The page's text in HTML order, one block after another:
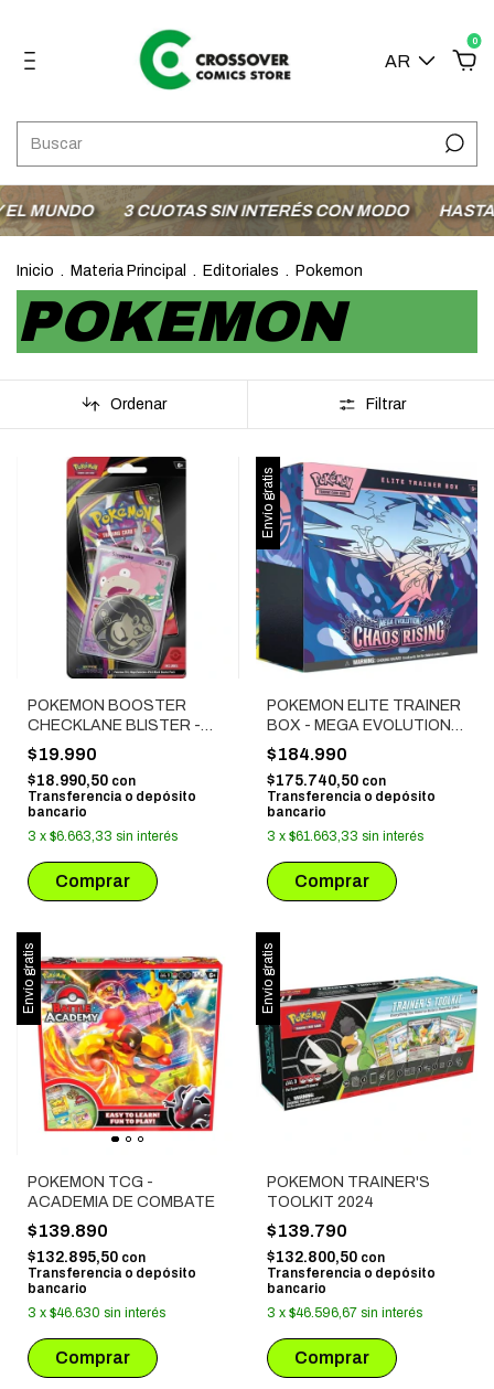
AR
0
3 CUOTAS SIN INTERÉS CON MODO HASTA 25% OFF
Inicio . Materia Principal . Editoriales . Pokemon
POKEMON
Ordenar Filtrar
POKEMON BOOSTER
CHECKLANE BLISTER -
MEGA EVOLUTION: PITCH
BLACK
$19.990
$18.990,50 con
Transferencia o depósito
bancario
3 x $6.663,33 sin interés
Envío gratis
POKEMON ELITE TRAINER
BOX - MEGA EVOLUTION:
CHAOS RISING
$184.990
$175.740,50 con
Transferencia o depósito
bancario
3 x $61.663,33 sin interés
Envío gratis
POKEMON TCG -
ACADEMIA DE COMBATE
$139.890
$132.895,50 con
Transferencia o depósito
bancario
3 x $46.630 sin interés
Envío gratis
POKEMON TRAINER'S
TOOLKIT 2024
$139.790
$132.800,50 con
Transferencia o depósito
bancario
3 x $46.596,67 sin interés